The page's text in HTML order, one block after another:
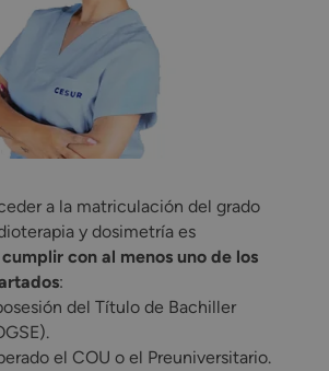
a la matriculación del grado
y dosimetría es
cumplir con al menos uno de los
:
del Título de Bachiller
el COU o el Preuniversitario.